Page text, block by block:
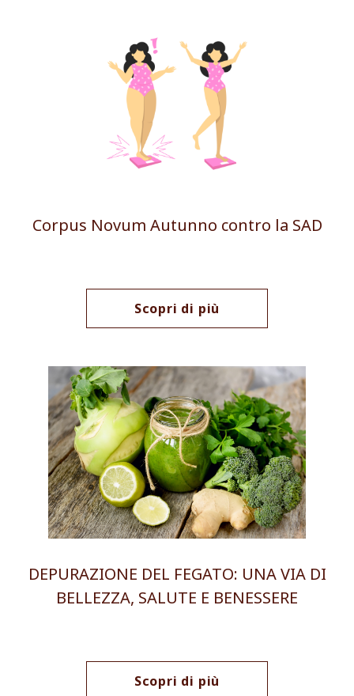
Corpus Novum Autunno contro la SAD
Scopri di più
DEPURAZIONE DEL FEGATO: UNA VIA DI
BELLEZZA, SALUTE E BENESSERE
Scopri di più